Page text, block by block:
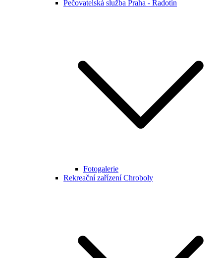
Pečovatelská služba Praha - Radotín
Fotogalerie
Rekreační zařízení Chroboly